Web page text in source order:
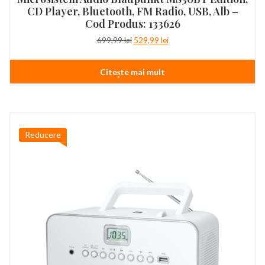
CD Player, Bluetooth, FM Radio, USB, Alb –
Cod Produs: 133626
699,99lei Prețul
a
fost:
699,99 lei.
529,99 leiPrețul
este:
Citește mai mult
Reducere